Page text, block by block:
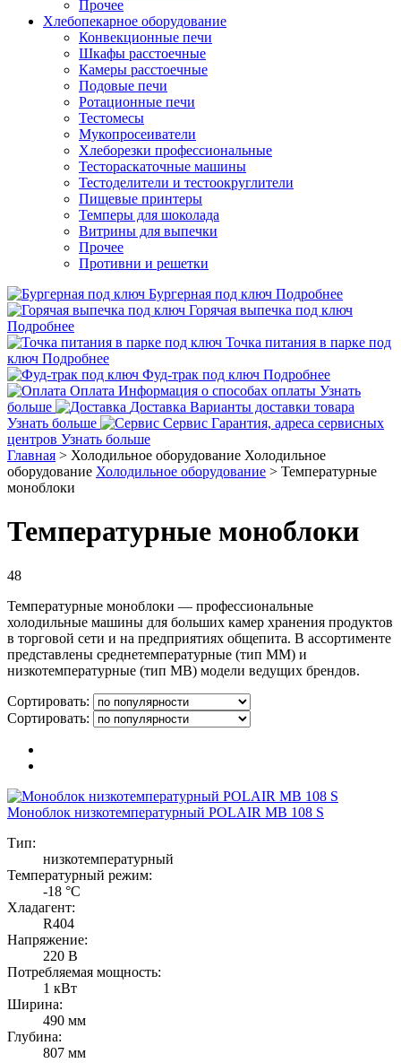
Прочее
Хлебопекарное оборудование
Конвекционные печи
Шкафы расстоечные
Камеры расстоечные
Подовые печи
Ротационные печи
Тестомесы
Мукопросеиватели
Хлеборезки профессиональные
Тестораскаточные машины
Тестоделители и тестоокруглители
Пищевые принтеры
Темперы для шоколада
Витрины для выпечки
Прочее
Противни и решетки
Бургерная под ключ Подробнее
Горячая выпечка под ключ
Подробнее
Точка питания в парке под
ключ Подробнее
Фуд-трак под ключ Подробнее
Оплата Информация о способах оплаты Узнать
больше
Доставка Варианты доставки товара
Узнать больше
Сервис Гарантия, адреса сервисных
центров Узнать больше
Главная > Холодильное оборудование Холодильное
оборудование Холодильное оборудование > Температурные
моноблоки
Температурные моноблоки
48
Температурные моноблоки — профессиональные
холодильные машины для больших камер хранения продуктов
в торговой сети и на предприятиях общепита. В ассортименте
представлены среднетемпературные (тип ММ) и
низкотемпературные (тип МВ) модели ведущих брендов.
Сортировать:
Сортировать:
Моноблок низкотемпературный POLAIR MB 108 S
Тип:
низкотемпературный
Температурный режим:
-18 °C
Хладагент:
R404
Напряжение:
220 В
Потребляемая мощность:
1 кВт
Ширина:
490 мм
Глубина:
807 мм